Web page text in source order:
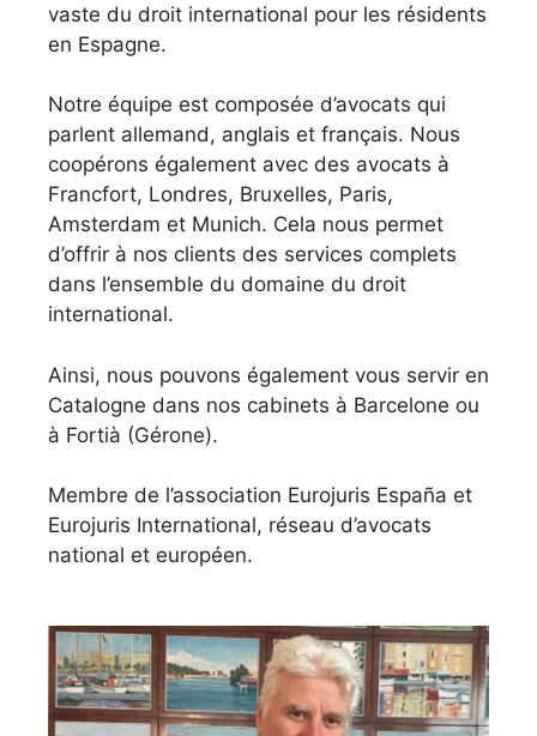
vaste du droit international pour les résidents
en Espagne.
Notre équipe est composée d’avocats qui
parlent allemand, anglais et français. Nous
coopérons également avec des avocats à
Francfort, Londres, Bruxelles, Paris,
Amsterdam et Munich. Cela nous permet
d’offrir à nos clients des services complets
dans l’ensemble du domaine du droit
international.
Ainsi, nous pouvons également vous servir en
Catalogne dans nos cabinets à Barcelone ou
à Fortià (Gérone).
Membre de l’association Eurojuris España et
Eurojuris International, réseau d’avocats
national et européen.